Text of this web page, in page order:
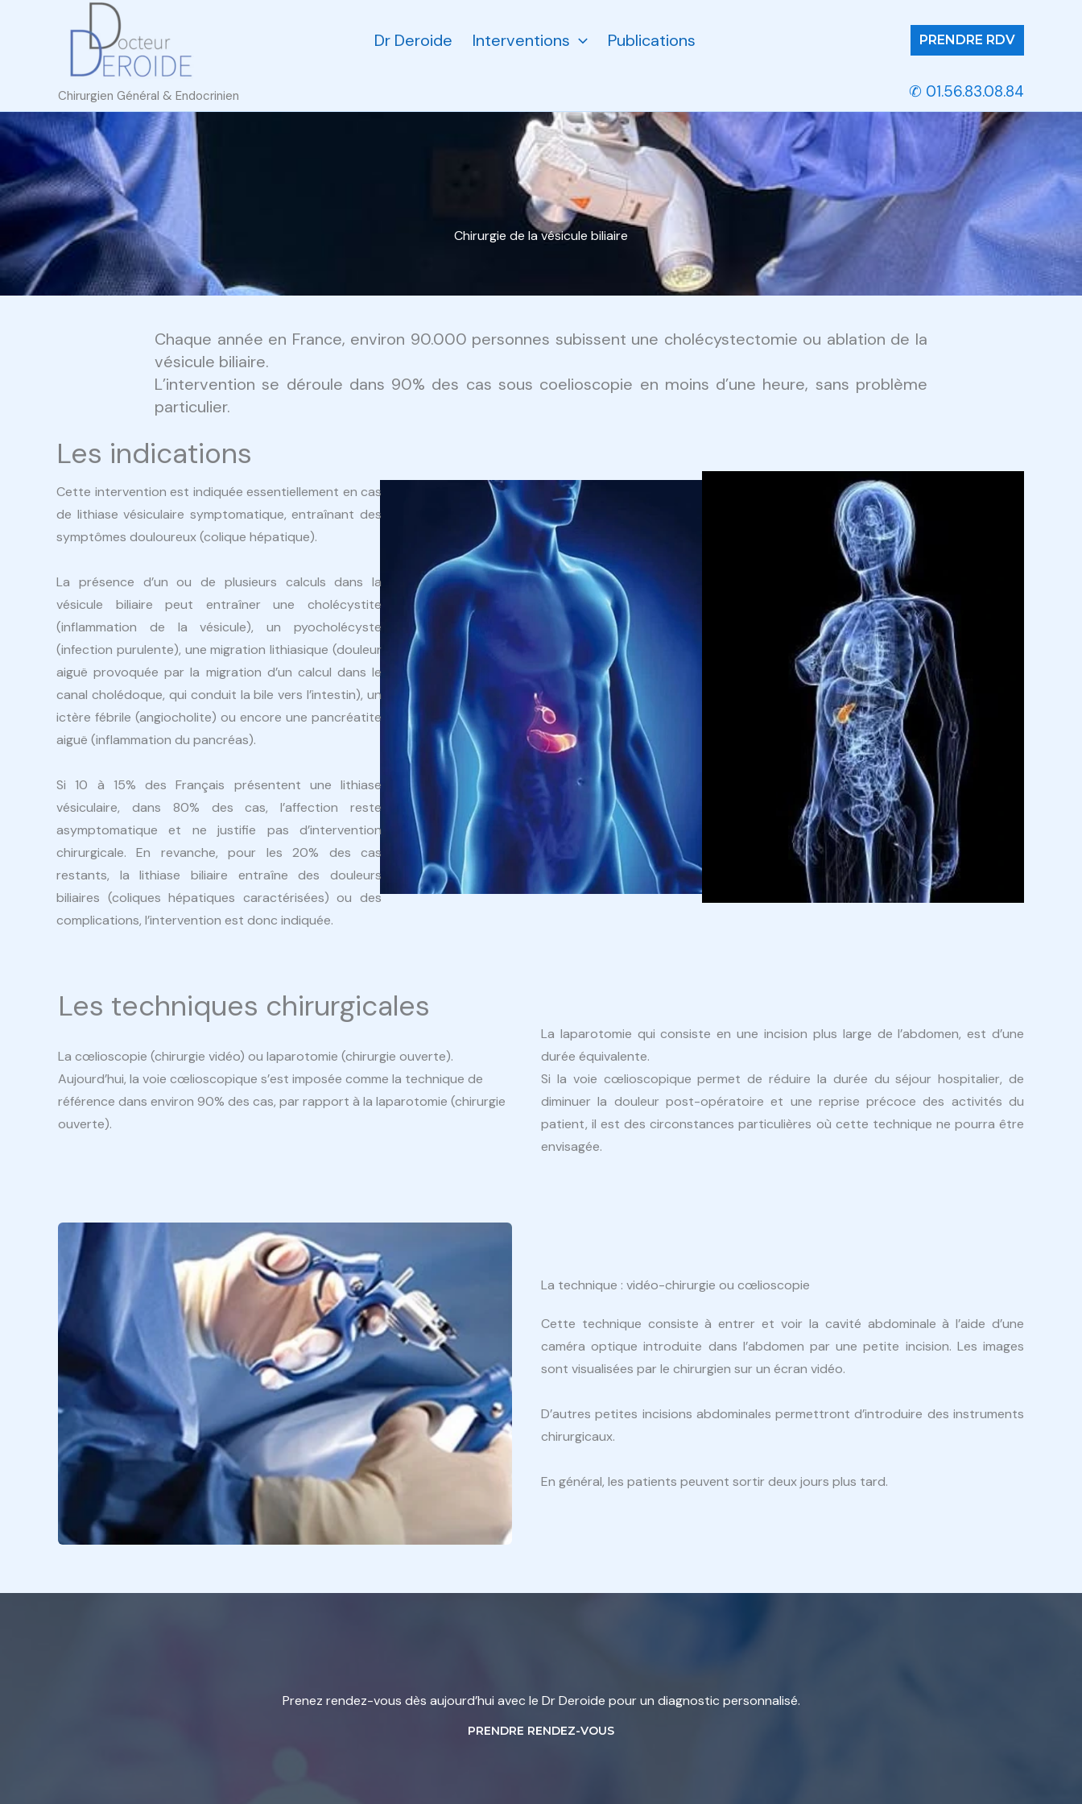
Dr Deroide Interventions Publications PRENDRE RDV
Chirurgien Général & Endocrinien ✆ 01.56.83.08.84
Chirurgie de la vésicule biliaire
Chaque année en France, environ 90.000 personnes subissent une cholécystectomie ou ablation de la
vésicule biliaire.
L’intervention se déroule dans 90% des cas sous coelioscopie en moins d’une heure, sans problème
particulier.
Les indications
Cette intervention est indiquée essentiellement en cas
de lithiase vésiculaire symptomatique, entraînant des
symptômes douloureux (colique hépatique).
La présence d’un ou de plusieurs calculs dans la
vésicule biliaire peut entraîner une cholécystite
(inflammation de la vésicule), un pyocholécyste
(infection purulente), une migration lithiasique (douleur
aiguë provoquée par la migration d’un calcul dans le
canal cholédoque, qui conduit la bile vers l’intestin), un
ictère fébrile (angiocholite) ou encore une pancréatite
aiguë (inflammation du pancréas).
Si 10 à 15% des Français présentent une lithiase
vésiculaire, dans 80% des cas, l’affection reste
asymptomatique et ne justifie pas d’intervention
chirurgicale. En revanche, pour les 20% des cas
restants, la lithiase biliaire entraîne des douleurs
biliaires (coliques hépatiques caractérisées) ou des
complications, l’intervention est donc indiquée.
Les techniques chirurgicales
La cœlioscopie (chirurgie vidéo) ou laparotomie (chirurgie ouverte).
Aujourd’hui, la voie cœlioscopique s’est imposée comme la technique de
référence dans environ 90% des cas, par rapport à la laparotomie (chirurgie
ouverte).
La laparotomie qui consiste en une incision plus large de l’abdomen, est d’une
durée équivalente.
Si la voie cœlioscopique permet de réduire la durée du séjour hospitalier, de
diminuer la douleur post-opératoire et une reprise précoce des activités du
patient, il est des circonstances particulières où cette technique ne pourra être
envisagée.
La technique : vidéo-chirurgie ou cœlioscopie
Cette technique consiste à entrer et voir la cavité abdominale à l’aide d’une
caméra optique introduite dans l’abdomen par une petite incision. Les images
sont visualisées par le chirurgien sur un écran vidéo.
D’autres petites incisions abdominales permettront d’introduire des instruments
chirurgicaux.
En général, les patients peuvent sortir deux jours plus tard.
Prenez rendez-vous dès aujourd’hui avec le Dr Deroide pour un diagnostic personnalisé.
PRENDRE RENDEZ-VOUS